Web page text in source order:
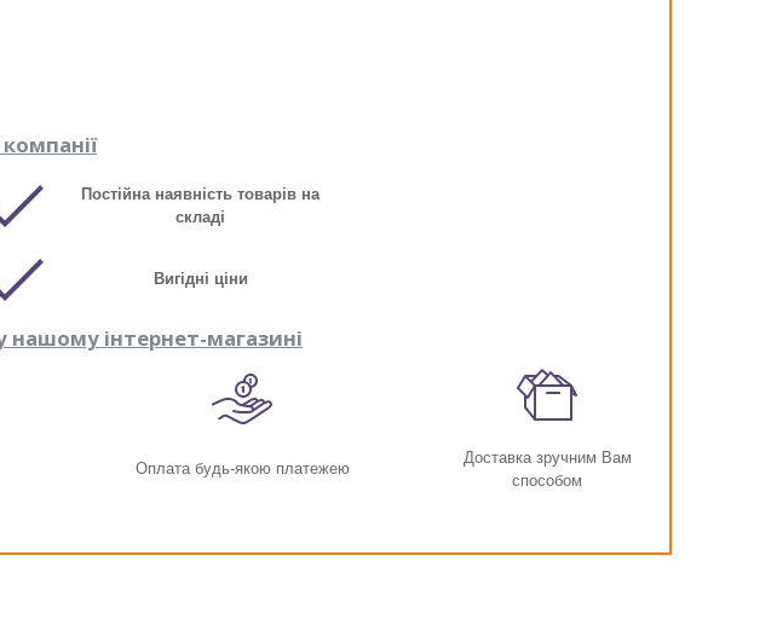
Постійна наявність товарів на
складі
Вигідні ціни
нашому інтернет-магазині
Оплата будь-якою платежею
Доставка зручним Вам
способом